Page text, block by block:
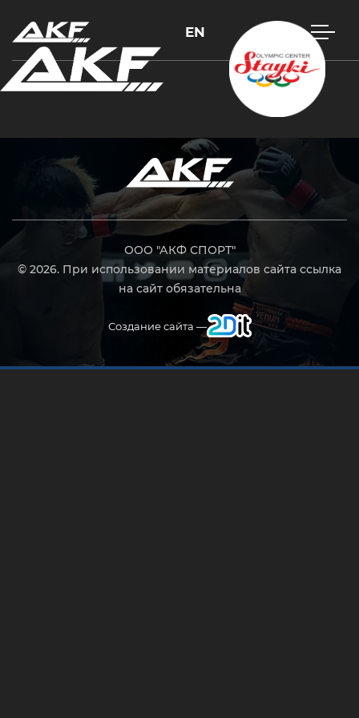
EN
ООО "АКФ СПОРТ"
© 2026. При использовании материалов сайта ссылка
на сайт обязательна
Создание сайта —
Нажмите Enter для поиска или Esc, чтобы закрыть